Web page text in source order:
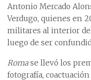
Antonio Mercado
Verdugo, quienes en
militares al interior
luego de ser
Romase llevó los
fotografía,